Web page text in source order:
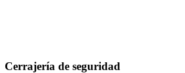
Cerrajería de seguridad